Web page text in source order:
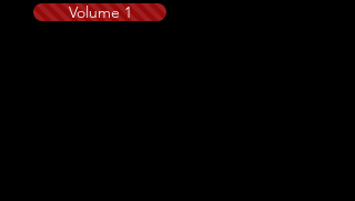
Volume 1